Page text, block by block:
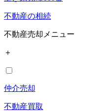
不動産の相続
不動産売却メニュー
＋
仲介売却
不動産買取